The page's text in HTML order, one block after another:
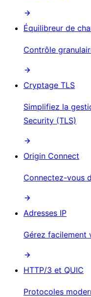
Équilibreur de
Contrôle
Cryptage TLS
Simplifiez la
Security (TLS)
Origin Connect
Connectez-vous
Adresses IP
Gérez facilement
HTTP/3 et QUIC
Protocoles